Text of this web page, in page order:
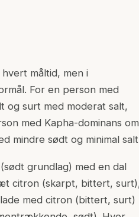
måltid, men i
For en person med
og surt med moderat salt,
med Kapha-dominans om
mindre sødt og minimal
grundlag) med en dal
citron (skarpt, bittert,
med citron (bittert, surt)